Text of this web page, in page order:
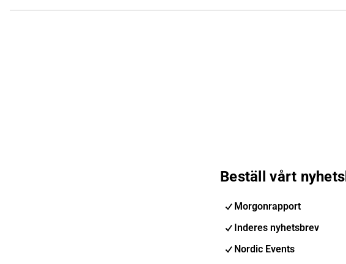
Beställ vårt
Morgonrapport
Inderes nyhetsbrev
Nordic Events